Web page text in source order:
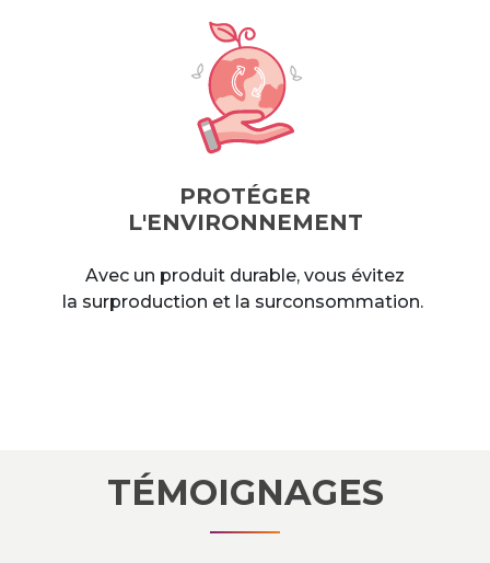
PROTÉGER
L'ENVIRONNEMENT
Avec un produit durable, vous évitez
la surproduction et la surconsommation.
TÉMOIGNAGES